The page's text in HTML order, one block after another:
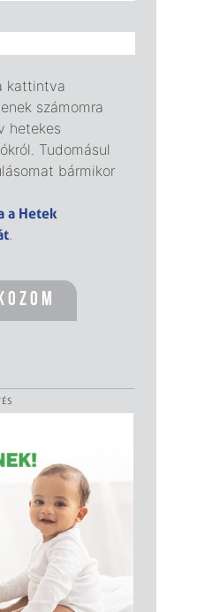
kattintva
számomra
hetekes
Tudomásul
bármikor
a Hetek
.